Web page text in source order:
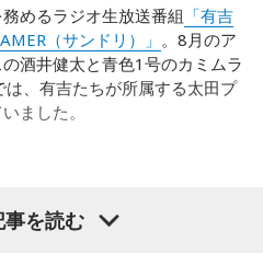
確かに選手層は厚くなったけ
ながら、選手層をもっと厚くし
スト8に進む国と比べたとき
かというと、まだまだ厚くし
か、ということなんだと思い
をああいう形で抜けられたと
すし、力がついているのは事
縦がちゃんとしているじゃ
教えがあるんだろうし、先輩
うんだよね」と他事務所と比
から……酒井のせいで（笑）」
DREAMER
めるラジオ生放送番組 「有吉
（サンドリ）」 。8月のア
酒井健太と青色1号のカミムラ
、有吉たちが所属する太田プ
ました。
事を読む